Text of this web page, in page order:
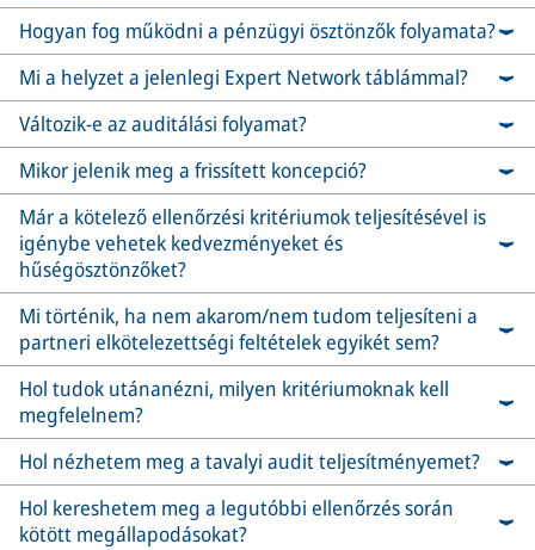
Hogyan fog működni a pénzügyi ösztönzők folyamata?
Mi a helyzet a jelenlegi Expert Network táblámmal?
Változik-e az auditálási folyamat?
Mikor jelenik meg a frissített koncepció?
Már a kötelező ellenőrzési kritériumok teljesítésével is
igénybe vehetek kedvezményeket és
hűségösztönzőket?
Mi történik, ha nem akarom/nem tudom teljesíteni a
partneri elkötelezettségi feltételek egyikét sem?
Hol tudok utánanézni, milyen kritériumoknak kell
megfelelnem?
Hol nézhetem meg a tavalyi audit teljesítményemet?
Hol kereshetem meg a legutóbbi ellenőrzés során
kötött megállapodásokat?